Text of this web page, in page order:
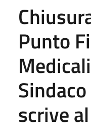
Punto
scrive